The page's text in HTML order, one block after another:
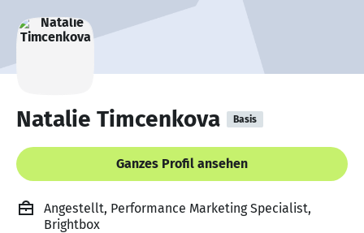
Natalie Timcenkova Basis
Ganzes Profil ansehen
Angestellt, Performance Marketing Specialist,
Brightbox